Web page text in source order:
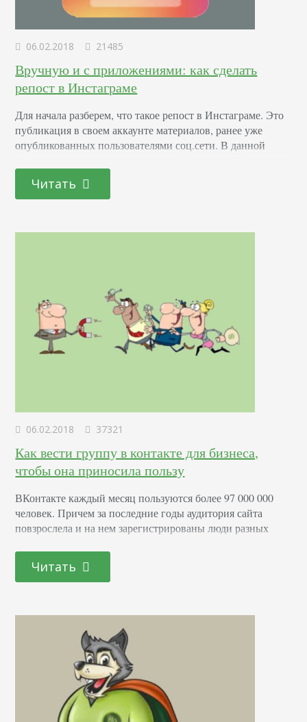
06.02.2018 21485
Вручную и с приложениями: как сделать
репост в Инстаграме
Для начала разберем, что такое репост в Инстаграме. Это
публикация в своем аккаунте материалов, ранее уже
опубликованных пользователями соц.сети. В данной
сделать репост записи без помощи приложения Прежде
всего, нужно найти публикацию, лучше всего, если она
опубликовываем сделанный…
Читать
06.02.2018 37321
Как вести группу в контакте для бизнеса,
чтобы она приносила пользу
ВКонтакте каждый месяц пользуются более 97 000 000
человек. Причем за последние годы аудитория сайта
повзрослела и на нем зарегистрированы люди разных
способность. Неудивительно, что социальная сеть
превратилась в эффективное средство продаж,
потенциальных клиентов! Важно лишь показать свой
Читать